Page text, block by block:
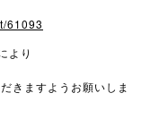
61093
より
きますようお願いしま